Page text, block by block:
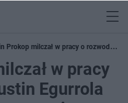
Prokop milczał w pracy o rozwodzie.
mu rozmowę w pracy
Egurrola